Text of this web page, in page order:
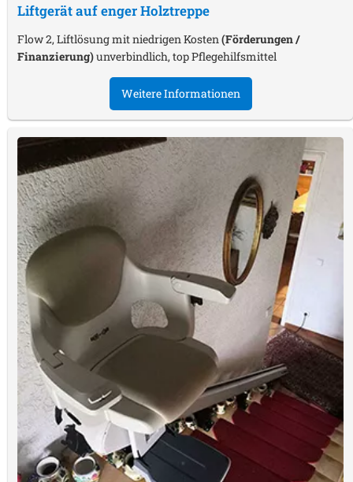
Liftgerät auf enger Holztreppe
Flow 2, Liftlösung mit niedrigen Kosten (Förderungen /
Finanzierung)unverbindlich, top Pflegehilfsmittel
Weitere Informationen